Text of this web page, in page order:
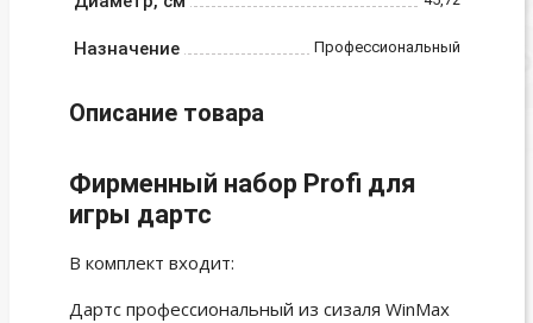
Назначение Профессиональный
Описание товара
Фирменный набор Profi для
игры дартс
В комплект входит:
Дартс профессиональный из сизаля WinMax